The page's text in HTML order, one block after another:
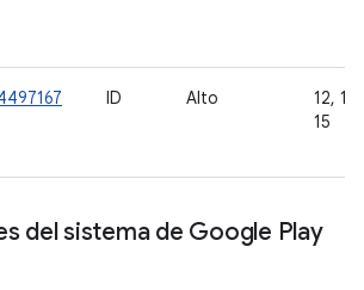
ID Alto
12,
15
del sistema de Google Play